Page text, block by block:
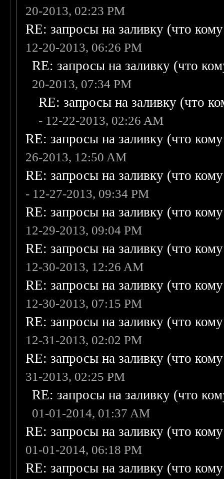
20-2013, 02:23 PM
RE: запросы на заливку (что
12-20-2013, 06:26 PM
RE: запросы на заливку (что
20-2013, 07:34 PM
RE: запросы на заливку (что
- 12-22-2013, 02:26 AM
RE: запросы на заливку (что
26-2013, 12:50 AM
RE: запросы на заливку (что
- 12-27-2013, 09:34 PM
RE: запросы на заливку (что
12-29-2013, 09:04 PM
RE: запросы на заливку (что
12-30-2013, 12:26 AM
RE: запросы на заливку (что
12-30-2013, 07:15 PM
RE: запросы на заливку (что
12-31-2013, 02:02 PM
RE: запросы на заливку (что
31-2013, 02:25 PM
RE: запросы на заливку (что
01-01-2014, 01:37 AM
RE: запросы на заливку (что
01-01-2014, 06:18 PM
RE: запросы на заливку (что